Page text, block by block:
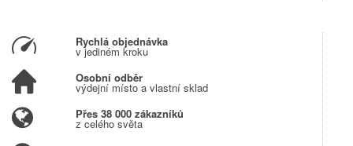
Rychlá objednávka
v jediném kroku
Osobní odběr
výdejní místo a vlastní sklad
Přes 38 000 zákazníků
z celého světa